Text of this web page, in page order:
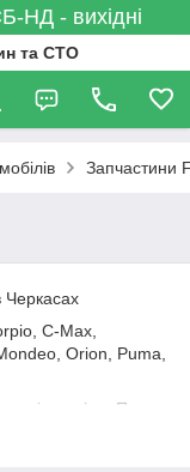
НД - вихідні
та СТО
Запчастини
Черкасах
C-Max,
Orion, Puma,
розміри. Про
E-Mail або за